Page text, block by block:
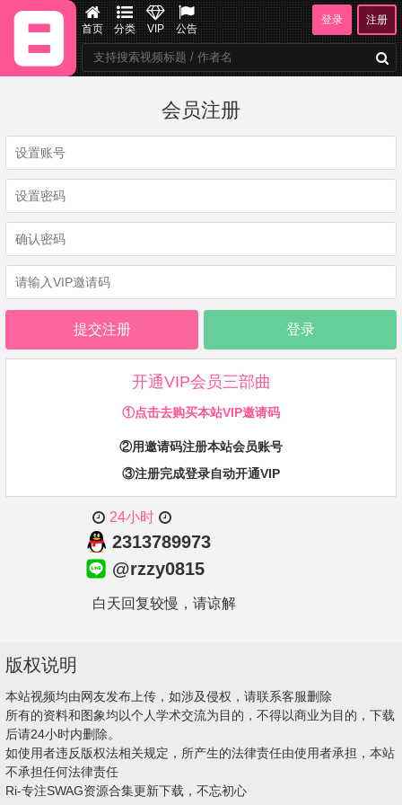
首页 分类 VIP 公告
登录 注册
会员注册
登录
开通VIP会员三部曲
①点击去购买本站VIP邀请码
②用邀请码注册本站会员账号
③注册完成登录自动开通VIP
24小时
2313789973
@rzzy0815
白天回复较慢，请谅解
版权说明
本站视频均由网友发布上传，如涉及侵权，请联系客服删除
所有的资料和图象均以个人学术交流为目的，不得以商业为目的，下载
后请24小时内删除。
如使用者违反版权法相关规定，所产生的法律责任由使用者承担，本站
不承担任何法律责任
Ri-专注SWAG资源合集更新下载，不忘初心